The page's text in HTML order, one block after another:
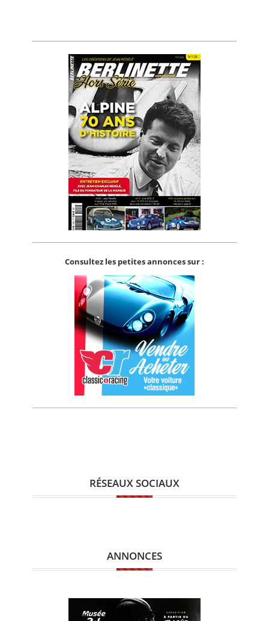
Consultez les petites annonces sur :
RÉSEAUX SOCIAUX
ANNONCES